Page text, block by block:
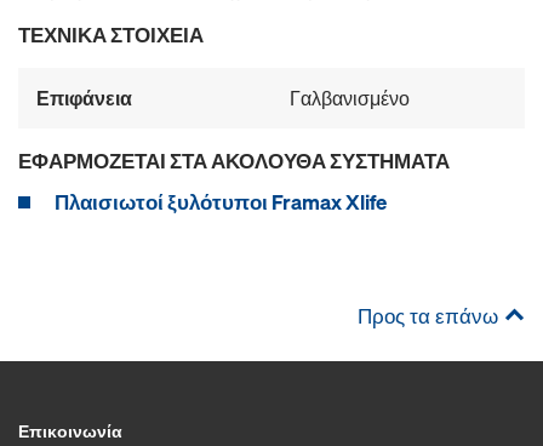
ΤΕΧΝΙΚΆ ΣΤΟΙΧΕΊΑ
Επιφάνεια Γαλβανισμένο
ΕΦΑΡΜΌΖΕΤΑΙ ΣΤΑ ΑΚΌΛΟΥΘΑ ΣΥΣΤΉΜΑΤΑ
Πλαισιωτοί ξυλότυποι Framax Xlife
Προς τα επάνω
Επικοινωνία